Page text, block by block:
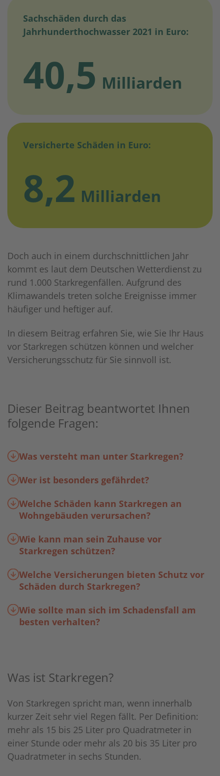
Sachschäden durch das
Jahrhunderthochwasser 2021 in Euro:
40,5 Milliarden
Versicherte Schäden in Euro:
8,2 Milliarden
Doch auch in einem durchschnittlichen Jahr
kommt es laut dem Deutschen Wetterdienst zu
rund 1.000 Starkregenfällen. Aufgrund des
Klimawandels treten solche Ereignisse immer
häufiger und heftiger auf.
In diesem Beitrag erfahren Sie, wie Sie Ihr Haus
vor Starkregen schützen können und welcher
Versicherungsschutz für Sie sinnvoll ist.
Dieser Beitrag beantwortet Ihnen
folgende Fragen:
Was versteht man unter Starkregen?
Wer ist besonders gefährdet?
Welche Schäden kann Starkregen an
Wohngebäuden verursachen?
Wie kann man sein Zuhause vor
Starkregen schützen?
Welche Versicherungen bieten Schutz vor
Schäden durch Starkregen?
Wie sollte man sich im Schadensfall am
besten verhalten?
Was ist Starkregen?
Von Starkregen spricht man, wenn innerhalb
kurzer Zeit sehr viel Regen fällt. Per Definition:
mehr als 15 bis 25 Liter pro Quadratmeter in
einer Stunde oder mehr als 20 bis 35 Liter pro
Quadratmeter in sechs Stunden.